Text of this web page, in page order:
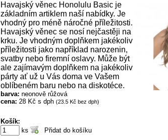
Havajský věnec Honolulu Basic je
základním artiklem naší nabídky. Je
vhodný pro méně náročné příležitosti.
Havajský věnec se nosí nejčastěji na
krku. Je vhodným doplňkem jakékoliv
příležitosti jako například narozenin,
svatby nebo firemní oslavy. Může být
ale zajímavým doplňkem na jakékoliv
párty ať už u Vás doma ve Vašem
oblíbeném baru nebo na diskotéce.
barva: neonově růžová
cena: 28 Kč s dph (23.5 Kč bez dph)
Košík:
ks